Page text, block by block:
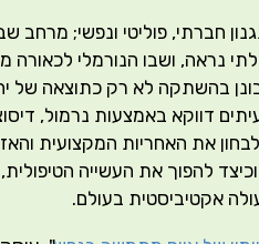
חברתי, פוליטי ונפשי; מרחב
נראה, ושבו הנורמלי
בהשתקה לא רק כתוצאה של
דווקא באמצעות נרמול,
את האחריות המקצועית
להפוך את העשייה
אקטיביסטית בעולם.